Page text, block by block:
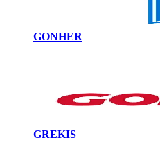
GONHER
GREKIS